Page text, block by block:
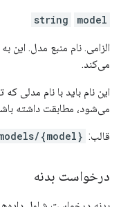
string model
الزامی. نام منبع مدل. این
می‌کند.
این نام باید با نام مدلی
می‌شود، مطابقت داشته
قالب: {model}
درخواست بدنه